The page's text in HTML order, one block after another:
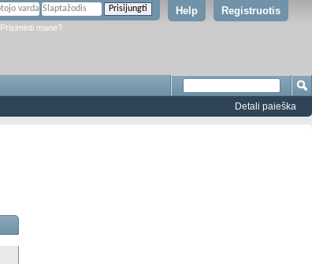
Registruotis
Help
Prisiminti mane?
Detali paieška